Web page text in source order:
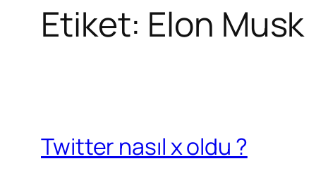
Etiket: Elon Musk
Twitter nasıl x oldu ?